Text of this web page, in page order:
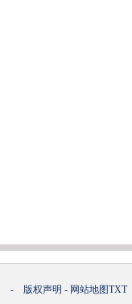
- 版权声明 - 网站地图TXT